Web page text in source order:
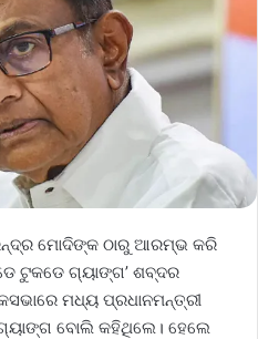
ମୋଦିଙ୍କ ଠାରୁ ଆରମ୍ଭ କରି
ଟୁକଡେ ଗ୍ୟାଙ୍ଗ’ ଶବ୍ଦର
ମଧ୍ୟ ପ୍ରଧାନମନ୍ତ୍ରୀ
ବୋଲି କହିଥିଲେ। ହେଲେ